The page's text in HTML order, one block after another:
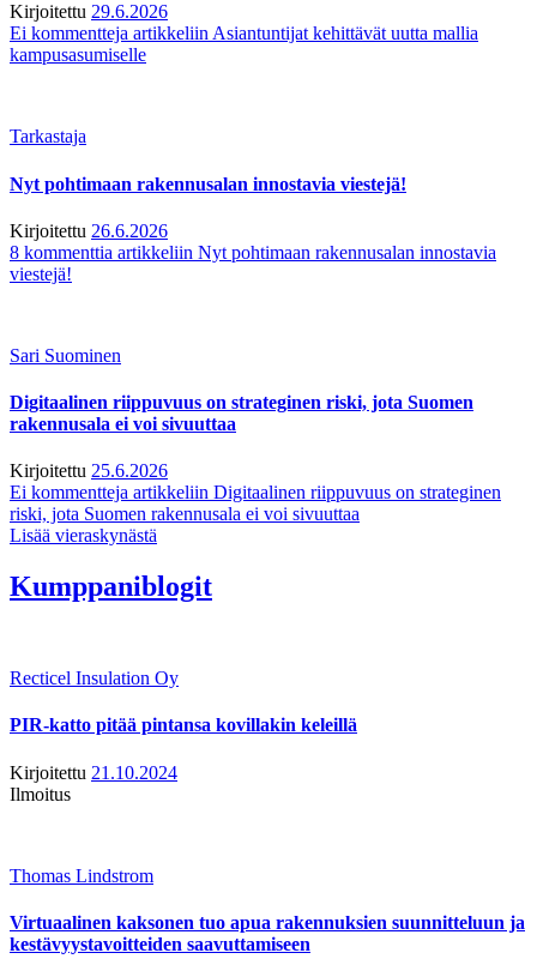
Kirjoitettu 29.6.2026
Ei kommentteja artikkeliin Asiantuntijat kehittävät uutta mallia
kampusasumiselle
Tarkastaja
Nyt pohtimaan rakennusalan innostavia viestejä!
Kirjoitettu 26.6.2026
8 kommenttia artikkeliin Nyt pohtimaan rakennusalan innostavia
viestejä!
Sari Suominen
Digitaalinen riippuvuus on strateginen riski, jota Suomen
rakennusala ei voi sivuuttaa
Kirjoitettu 25.6.2026
Ei kommentteja artikkeliin Digitaalinen riippuvuus on strateginen
riski, jota Suomen rakennusala ei voi sivuuttaa
Lisää vieraskynästä
Kumppaniblogit
Recticel Insulation Oy
PIR-katto pitää pintansa kovillakin keleillä
Kirjoitettu 21.10.2024
Ilmoitus
Thomas Lindstrom
Virtuaalinen kaksonen tuo apua rakennuksien suunnitteluun ja
kestävyystavoitteiden saavuttamiseen